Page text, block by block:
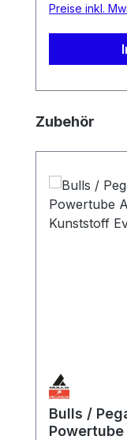
Preise inkl.
Produktgalerie
Zubehör
Bulls /